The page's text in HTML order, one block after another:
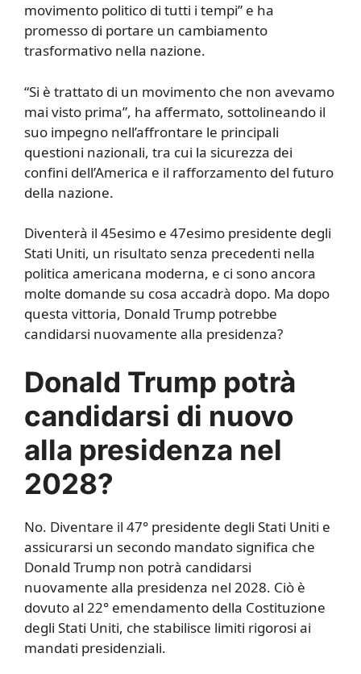
movimento politico di tutti i tempi” e ha
promesso di portare un cambiamento
trasformativo nella nazione.
“Si è trattato di un movimento che non avevamo
mai visto prima”, ha affermato, sottolineando il
suo impegno nell’affrontare le principali
questioni nazionali, tra cui la sicurezza dei
confini dell’America e il rafforzamento del futuro
della nazione.
Diventerà il 45esimo e 47esimo presidente degli
Stati Uniti, un risultato senza precedenti nella
politica americana moderna, e ci sono ancora
molte domande su cosa accadrà dopo. Ma dopo
questa vittoria, Donald Trump potrebbe
candidarsi nuovamente alla presidenza?
Donald Trump potrà
candidarsi di nuovo
alla presidenza nel
2028?
No. Diventare il 47° presidente degli Stati Uniti e
assicurarsi un secondo mandato significa che
Donald Trump non potrà candidarsi
nuovamente alla presidenza nel 2028. Ciò è
dovuto al 22° emendamento della Costituzione
degli Stati Uniti, che stabilisce limiti rigorosi ai
mandati presidenziali.